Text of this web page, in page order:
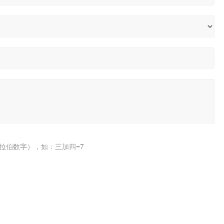
伯数字），如：三加四=7